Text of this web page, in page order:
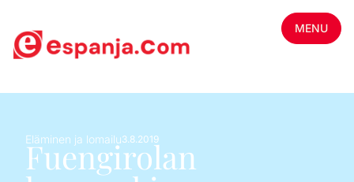
MENU
Eläminen ja lomailu3.8.2019
Fuengirolan